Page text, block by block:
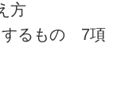
方
るもの 7項